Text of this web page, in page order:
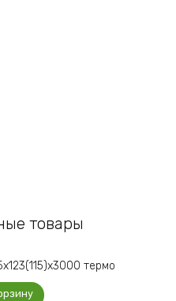
товары